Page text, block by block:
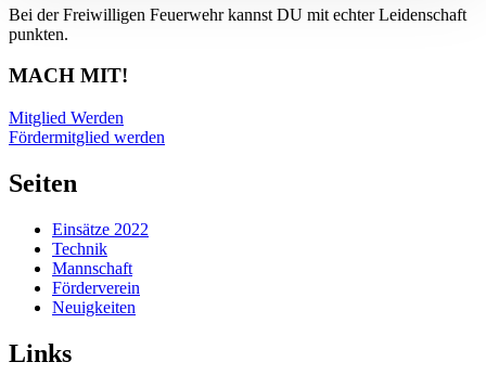
Bei der Freiwilligen Feuerwehr kannst DU mit echter Leidenschaft
punkten.
MACH MIT!
Mitglied Werden
Fördermitglied werden
Seiten
Einsätze 2022
Technik
Mannschaft
Förderverein
Neuigkeiten
Links